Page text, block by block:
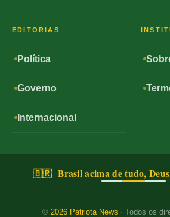
EDITORIAS
Política
Governo
Internacional
🇧🇷 Brasil acima de tudo, Deus
© 2026 Patriota News · Todos os